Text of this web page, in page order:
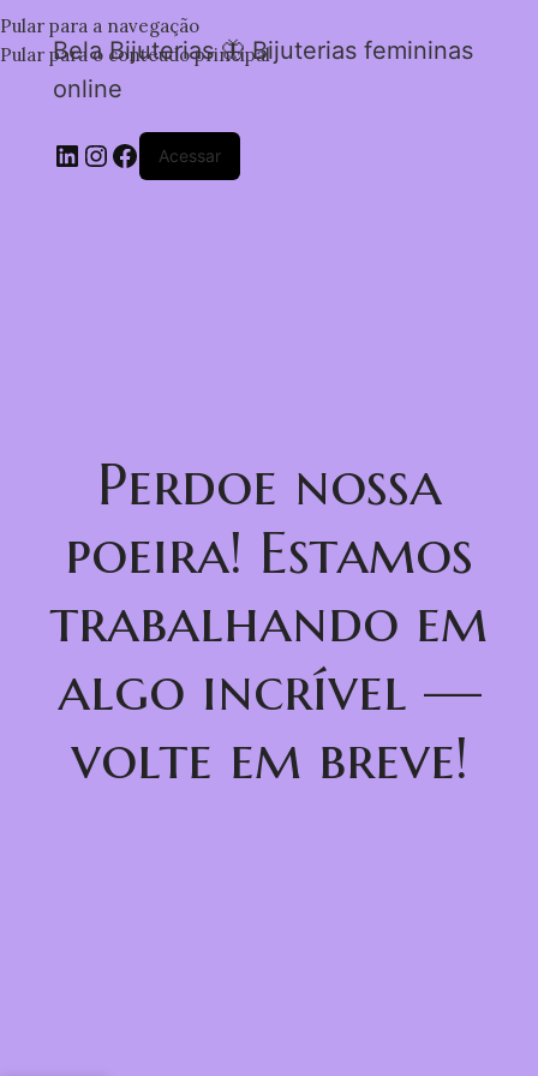
Pular para a navegação
Pular para o conteúdo principal
Bela Bijuterias 🦋 Bijuterias femininas
online
Acessar
Perdoe nossa
poeira! Estamos
trabalhando em
algo incrível —
volte em breve!